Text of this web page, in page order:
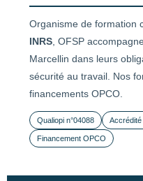
Organisme de formation
INRS , OFSP
Marcellin dans leurs
sécurité au travail. Nos
financements OPCO.
Qualiopi n°04088 Accrédité
Financement OPCO